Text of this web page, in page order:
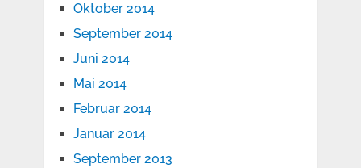
Oktober 2014
September 2014
Juni 2014
Mai 2014
Februar 2014
Januar 2014
September 2013